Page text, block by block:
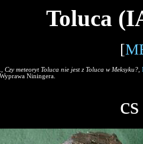
Toluca
[
Czy meteoryt Toluca nie jest z Toluca w Meksyku?
Niningera.